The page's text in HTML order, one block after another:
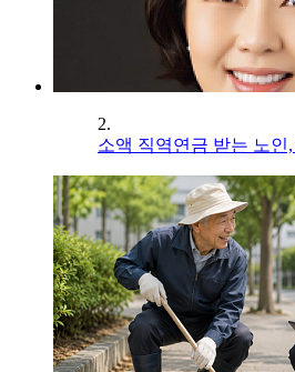
2.
소액 직역연금 받는 노